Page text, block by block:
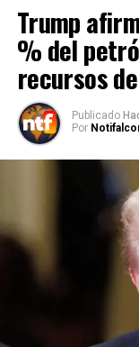
Trump
% del
recursos
Publicado
Por